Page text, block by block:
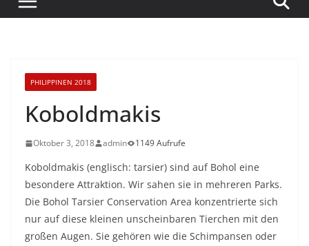
PHILIPPINEN 2018
Koboldmakis
Oktober 3, 2018 admin 1149 Aufrufe
Koboldmakis (englisch: tarsier) sind auf Bohol eine
besondere Attraktion. Wir sahen sie in mehreren Parks.
Die Bohol Tarsier Conservation Area konzentrierte sich
nur auf diese kleinen unscheinbaren Tierchen mit den
großen Augen. Sie gehören wie die Schimpansen oder